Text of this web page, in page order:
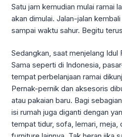
Satu jam kemudian mulai ramai
akan dimulai. Jalan-jalan
sampai waktu sahur. Begitu
Sedangkan, saat menjelang Idul
Sama seperti di Indonesia,
tempat perbelanjaan ramai
Pernak-pernik dan aksesoris
atau pakaian baru. Bagi
isi rumah juga diganti dengan
tempat tidur, sofa, lemari, meja,